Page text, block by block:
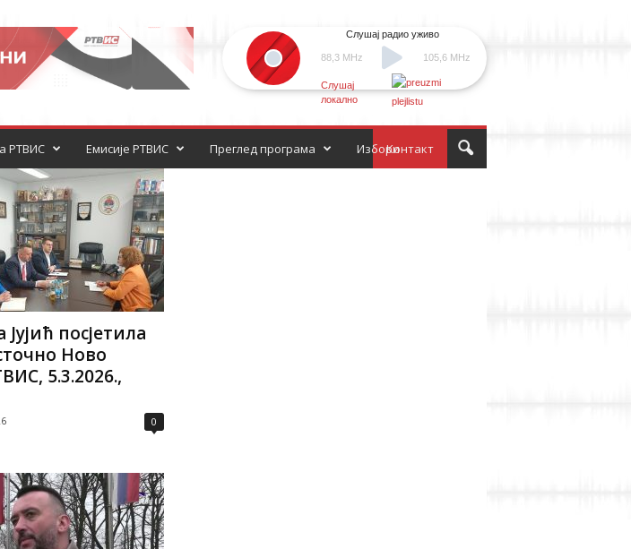
88,3 MHz
Слушај радио уживо
105,6 MHz
Слушај
локално
РТВИС Емисије РТВИС Контакт
Преглед програма Избори
посјетила
Ново
5.3.2026.,
0